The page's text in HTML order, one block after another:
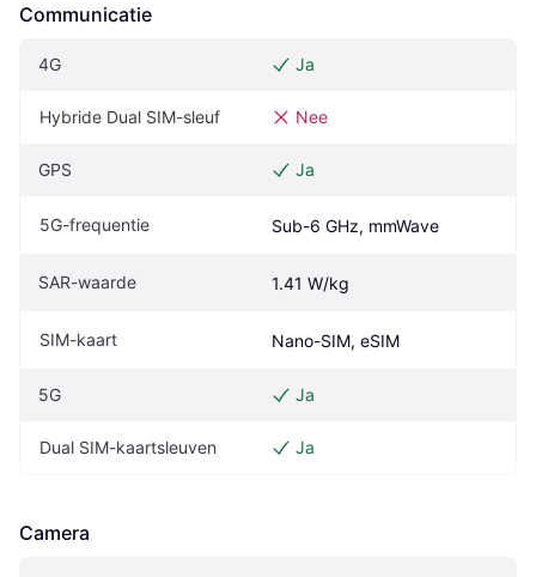
Communicatie
4G Ja
Hybride Dual SIM-sleuf Nee
GPS Ja
5G-frequentie Sub-6 GHz, mmWave
SAR-waarde 1.41 W/kg
SIM-kaart Nano-SIM, eSIM
5G Ja
Dual SIM-kaartsleuven Ja
Camera